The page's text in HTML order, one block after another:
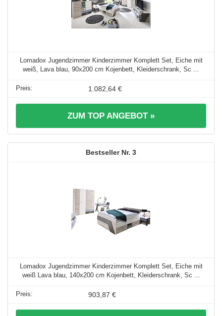
Lomadox Jugendzimmer Kinderzimmer Komplett Set, Eiche mit
weiß, Lava blau, 90x200 cm Kojenbett, Kleiderschrank, Sc ...
1.082,64 €
ZUM TOP ANGEBOT »
3
Lomadox Jugendzimmer Kinderzimmer Komplett Set, Eiche mit
weiß Lava blau, 140x200 cm Kojenbett, Kleiderschrank, Sc ...
903,87 €